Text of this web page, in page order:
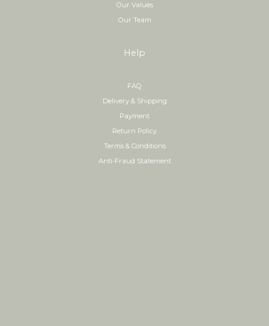
Our Values
Our Team
Help
FAQ
Delivery & Shipping
Payment
Return Policy
Terms & Conditions
Anti-Fraud Statement